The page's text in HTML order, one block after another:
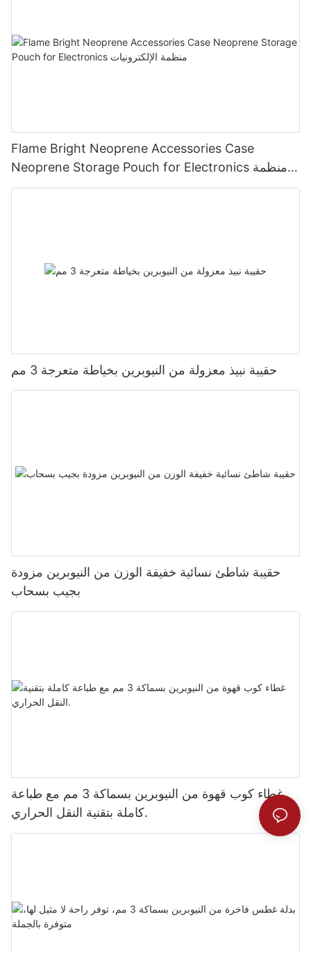
Flame Bright Neoprene Accessories Case
Neoprene Storage Pouch for Electronics منظمة
الإلكترونيات
حقيبة نبيذ معزولة من النيوبرين بخياطة متعرجة 3 مم
حقيبة شاطئ نسائية خفيفة الوزن من النيوبرين مزودة
بجيب بسحاب
غطاء كوب قهوة من النيوبرين بسماكة 3 مم مع طباعة
كاملة بتقنية النقل الحراري.